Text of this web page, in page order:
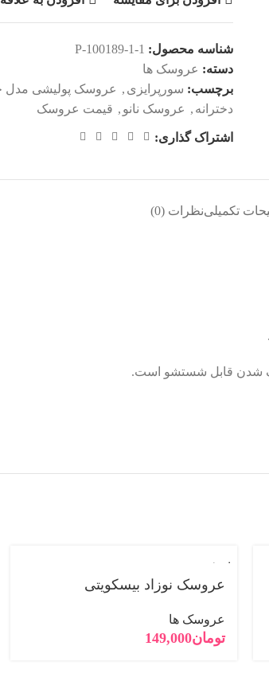
شناسه محصول: P-100189-1-1
دسته: عروسک ها
برچسب: سورپرایزی , عروسک پولیشی مدل
دخترانه , عروسک نانو , قیمت عروسک
اشتراک گذاری:
تکمیلینظرات (0)
شدن قابل شستشو است.
فروخته
عروسک نوزاد بیسکویتی
عروسک ها
تومان149,000